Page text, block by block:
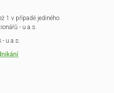
1 v případě jediného
- u a.s.
- u a.s.